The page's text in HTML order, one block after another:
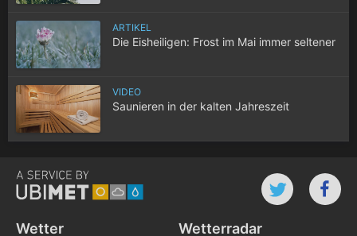
ARTIKEL
Die Eisheiligen: Frost im Mai immer seltener
VIDEO
Saunieren in der kalten Jahreszeit
Wetter
Wetterradar